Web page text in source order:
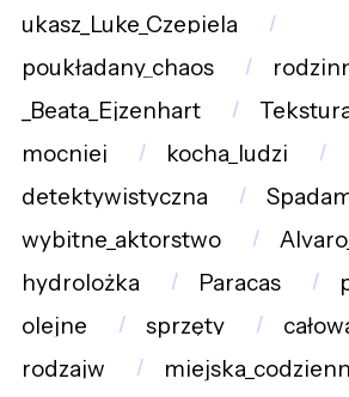
ukasz_Luke_Czepiela
poukładany_chaos
_Beata_Ejzenhart
mocniej
kocha_ludzi
detektywistyczna
wybitne_aktorstwo
hydrolożka
Paracas
olejne
sprzęty
rodzajw